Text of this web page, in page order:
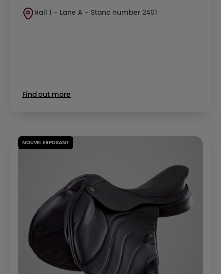
Hall 1 - Lane A - Stand number 2401
Find out more
NOUVEL EXPOSANT